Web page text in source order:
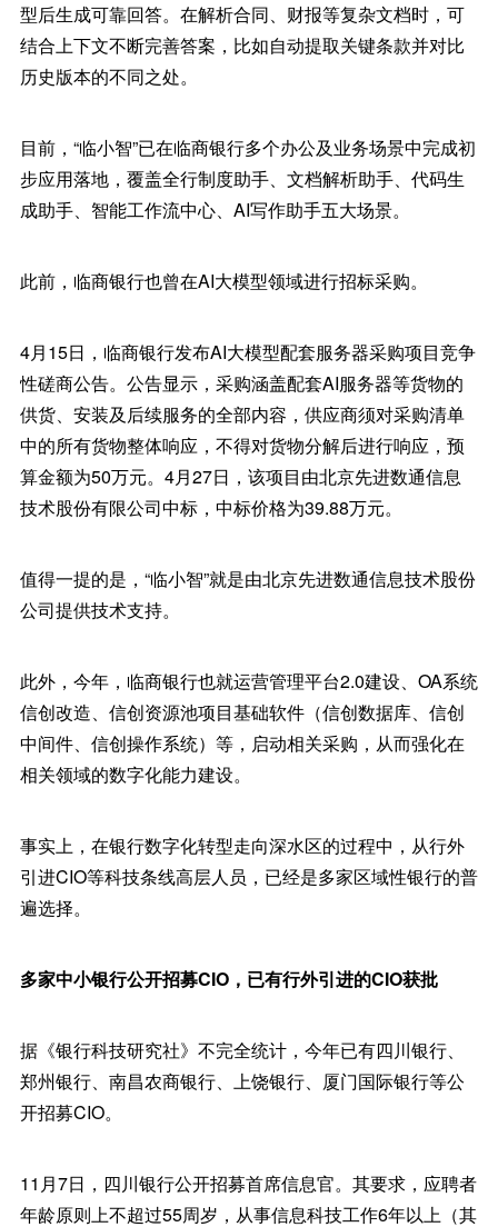
型后生成可靠回答。在解析合同、财报等复杂文档时，可
结合上下文不断完善答案，比如自动提取关键条款并对比
历史版本的不同之处。
目前，“临小智”已在临商银行多个办公及业务场景中完成初
步应用落地，覆盖全行制度助手、文档解析助手、代码生
成助手、智能工作流中心、AI写作助手五大场景。
此前，临商银行也曾在AI大模型领域进行招标采购。
4月15日，临商银行发布AI大模型配套服务器采购项目竞争
性磋商公告。公告显示，采购涵盖配套AI服务器等货物的
供货、安装及后续服务的全部内容，供应商须对采购清单
中的所有货物整体响应，不得对货物分解后进行响应，预
算金额为50万元。4月27日，该项目由北京先进数通信息
技术股份有限公司中标，中标价格为39.88万元。
值得一提的是，“临小智”就是由北京先进数通信息技术股份
公司提供技术支持。
此外，今年，临商银行也就运营管理平台2.0建设、OA系统
信创改造、信创资源池项目基础软件（信创数据库、信创
中间件、信创操作系统）等，启动相关采购，从而强化在
相关领域的数字化能力建设。
事实上，在银行数字化转型走向深水区的过程中，从行外
引进CIO等科技条线高层人员，已经是多家区域性银行的普
遍选择。
多家中小银行公开招募CIO，已有行外引进的CIO获批
据《银行科技研究社》不完全统计，今年已有四川银行、
郑州银行、南昌农商银行、上饶银行、厦门国际银行等公
开招募CIO。
11月7日，四川银行公开招募首席信息官。其要求，应聘者
年龄原则上不超过55周岁，从事信息科技工作6年以上（其